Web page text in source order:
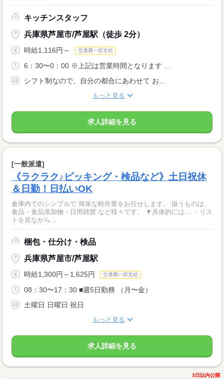
キッチンスタッフ
兵庫県芦屋市/芦屋駅（徒歩 2分）
時給1,116円～ 交通費一部支給
6：30〜0：00 ※上記は営業時間となります ...
シフト制なので、自分の都合にあわせて お...
もっと見る
求人詳細を見る
[一般派遣]
《ラクラク♪ピッキング・検品など》土日祝休
＆日勤！日払いOK
倉庫内でのシンプルで 簡単な軽作業をお任せします。 扱うものは、
食品・食品添加物・日用雑貨 など様々です。 ▼具体的には… ・リス
トを見ながら...
梱包・仕分け・検品
兵庫県芦屋市/芦屋駅
時給1,300円～1,625円 交通費一部支給
08：30〜17：30 ■週5日勤務 （月〜金）
土曜日 日曜日 祝日
もっと見る
求人詳細を見る
3日以内公開